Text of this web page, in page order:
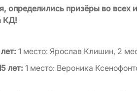
определились призёры во
КД!
1 место: Ярослав Клишин, 2
лет: 1 место: Вероника